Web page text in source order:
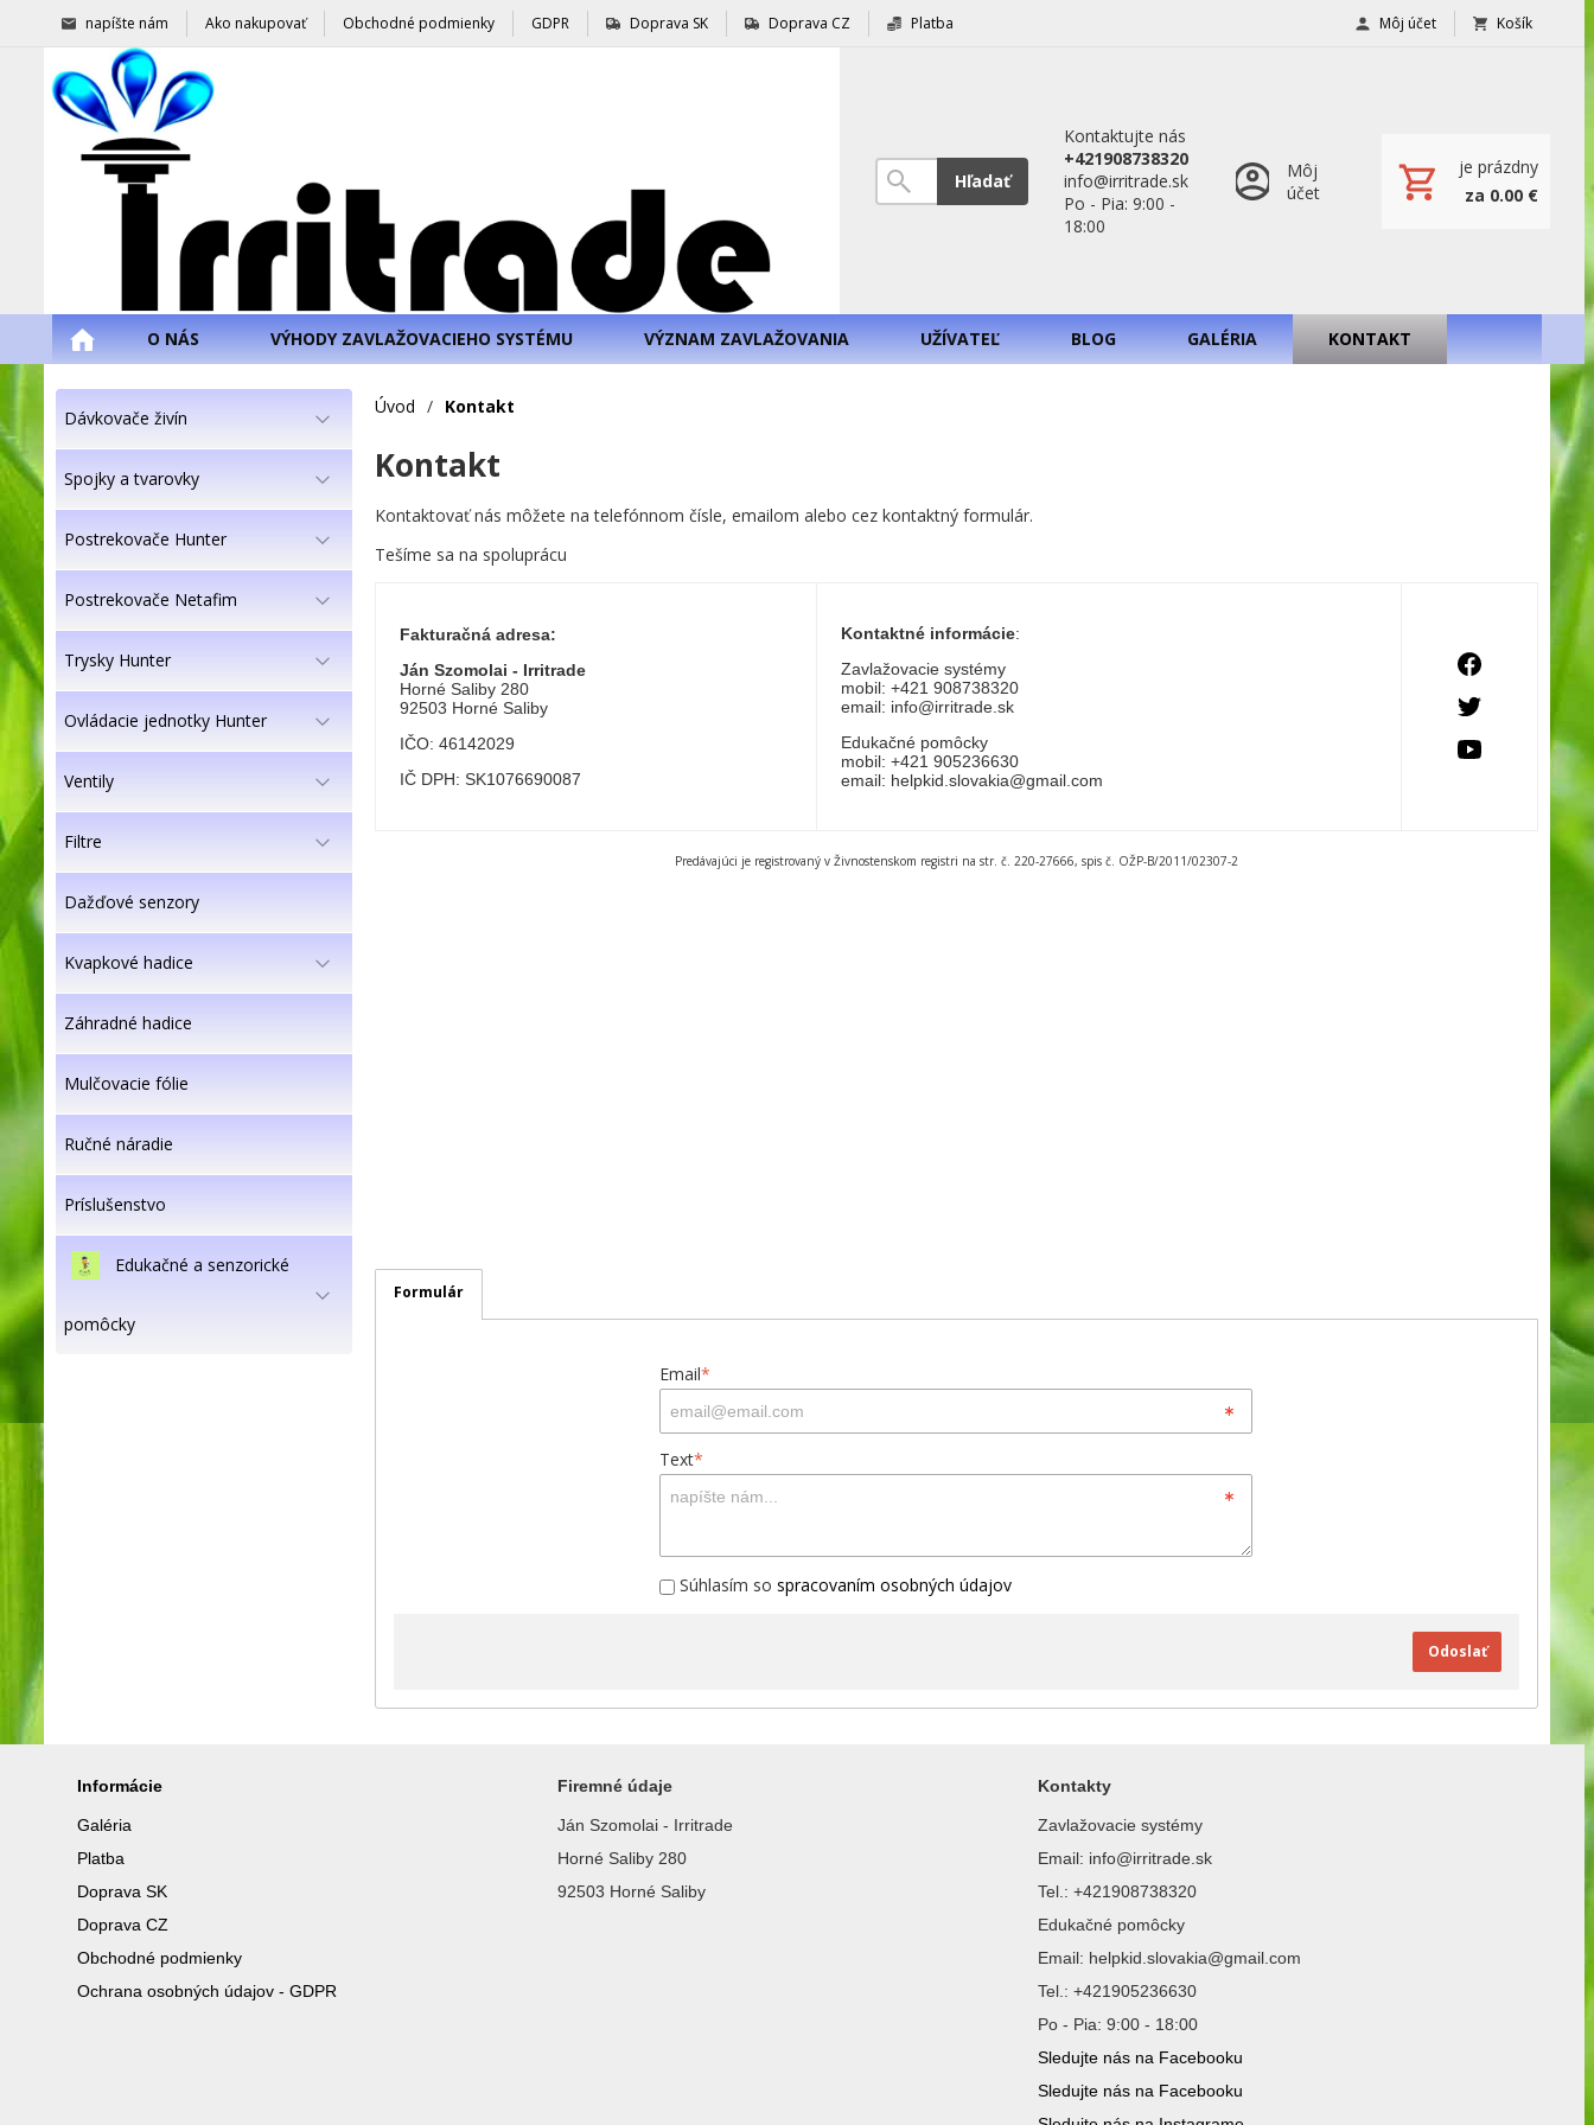
napíšte nám Ako nakupovať Obchodné podmienky GDPR Doprava SK Doprava CZ Platba Môj účet Košík
Hľadať
Kontaktujte nás
+421908738320
info@irritrade.sk
Po - Pia: 9:00 -
18:00
Môj
účet
je prázdny
za 0.00 €
O NÁS VÝHODY ZAVLAŽOVACIEHO SYSTÉMU VÝZNAM ZAVLAŽOVANIA UŽÍVATEĽ BLOG GALÉRIA KONTAKT
Dávkovače živín
Spojky a tvarovky
Postrekovače Hunter
Postrekovače Netafim
Trysky Hunter
Ovládacie jednotky Hunter
Ventily
Filtre
Dažďové senzory
Kvapkové hadice
Záhradné hadice
Mulčovacie fólie
Ručné náradie
Príslušenstvo
Edukačné a senzorické
pomôcky
Úvod / Kontakt
Kontakt
Kontaktovať nás môžete na telefónnom čísle, emailom alebo cez kontaktný formulár.
Tešíme sa na spoluprácu
Fakturačná adresa:
Ján Szomolai - Irritrade
Horné Saliby 280
92503 Horné Saliby
IČO: 46142029
IČ DPH: SK1076690087
Kontaktné informácie:
Zavlažovacie systémy
mobil: +421 908738320
email: info@irritrade.sk
Edukačné pomôcky
mobil: +421 905236630
email: helpkid.slovakia@gmail.com
Predávajúci je registrovaný v Živnostenskom registri na str. č. 220-27666, spis č. OŽP-B/2011/02307-2
Formulár
Email*
Text*
Súhlasím sospracovaním osobných údajov
Odoslať
Informácie
Galéria
Platba
Doprava SK
Doprava CZ
Obchodné podmienky
Ochrana osobných údajov - GDPR
Firemné údaje
Ján Szomolai - Irritrade
Horné Saliby 280
92503 Horné Saliby
Kontakty
Zavlažovacie systémy
Email: info@irritrade.sk
Tel.: +421908738320
Edukačné pomôcky
Email: helpkid.slovakia@gmail.com
Tel.: +421905236630
Po - Pia: 9:00 - 18:00
Sledujte nás na Facebooku
Sledujte nás na Facebooku